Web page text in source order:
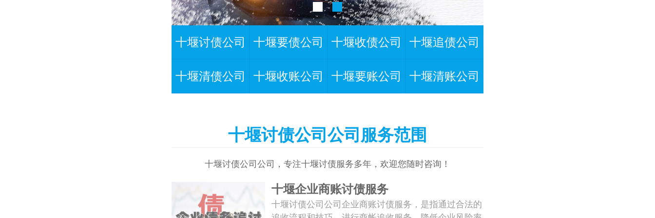
十堰讨债公司 十堰要债公司 十堰收债公司 十堰追债公司
十堰清债公司 十堰收账公司 十堰要账公司 十堰清账公司
十堰讨债公司公司服务范围
十堰讨债公司公司，专注十堰讨债服务多年，欢迎您随时咨询！
十堰企业商账讨债服务
十堰讨债公司公司企业商账讨债服务，是指通过合法的